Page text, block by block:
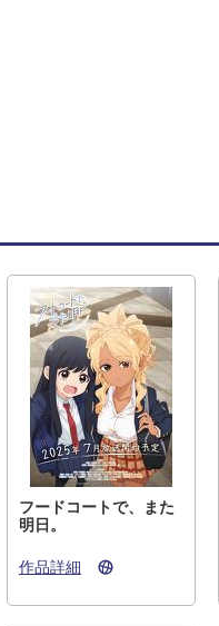
フードコートで、また
明日。
作品詳細